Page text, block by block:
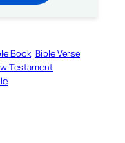
Book Bible Verse
Testament